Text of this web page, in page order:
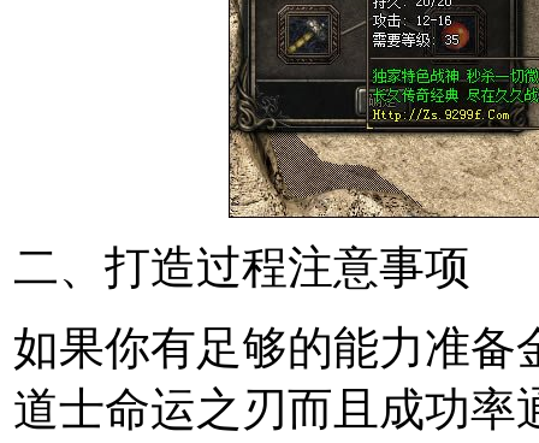
二、打造过程注意事项
如果你有足够的能力准备
道士命运之刃而且成功率